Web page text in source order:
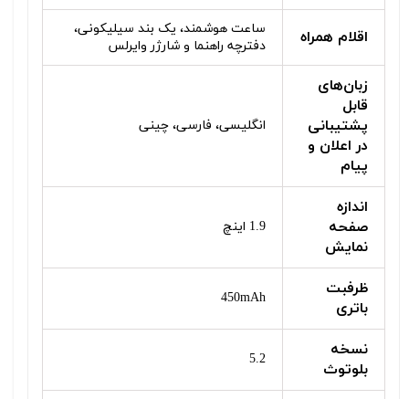
اقلام همراه
ساعت هوشمند، یک بند سیلیکونی،
دفترچه راهنما و شارژر وایرلس
زبان‌های
قابل
پشتیبانی
در اعلان و
پیام
انگلیسی، فارسی، چینی
اندازه
صفحه
نمایش
1.9 اینچ
ظرفبت
باتری
450mAh
نسخه
بلوتوث
5.2